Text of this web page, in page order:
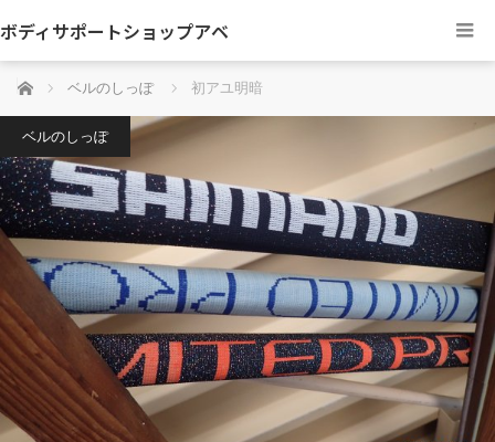
ボディサポートショップアベ
ホーム ベルのしっぽ 初アユ明暗
ベルのしっぽ